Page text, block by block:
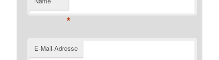
*
E-Mail-Adresse